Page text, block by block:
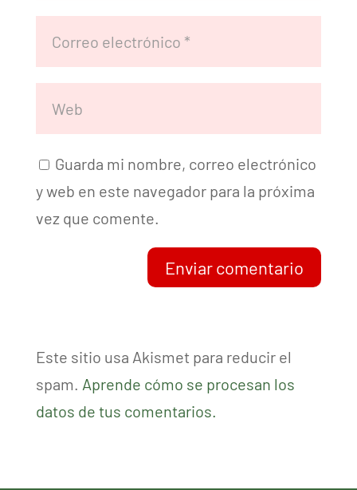
Guarda mi nombre, correo electrónico
y web en este navegador para la próxima
vez que comente.
Enviar comentario
Este sitio usa Akismet para reducir el
spam. Aprende cómo se procesan los
datos de tus comentarios.